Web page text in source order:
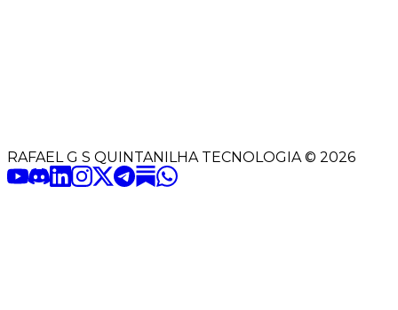
RAFAEL G S QUINTANILHA TECNOLOGIA© 2026